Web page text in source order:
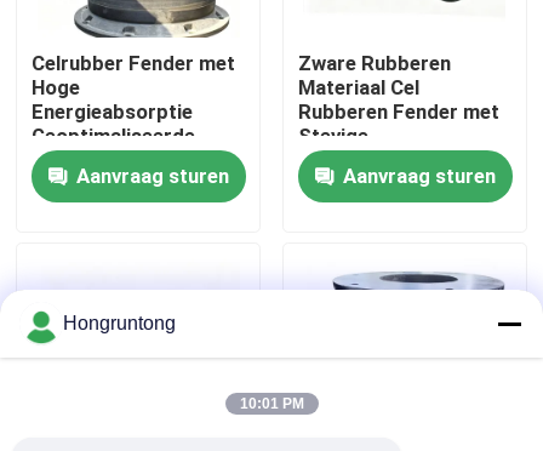
Fabriekstocht
Kwaliteitscontrole
Vraag een offerte
Dok Rubberstootkussen
Yokohama rubberstootkussen
Celrubber Fender met
Hoge
Energieabsorptie
Geoptimaliseerde
Trommelstructuur en
Lage Rompreactie
Aanvraag sturen
Zware Rubberen
Materiaal Cel
Rubberen Fender met
Stevige
Flensinstallatie en
Uitstekende
Bufferprestaties
Aanvraag sturen
Hongruntong
10:01 PM